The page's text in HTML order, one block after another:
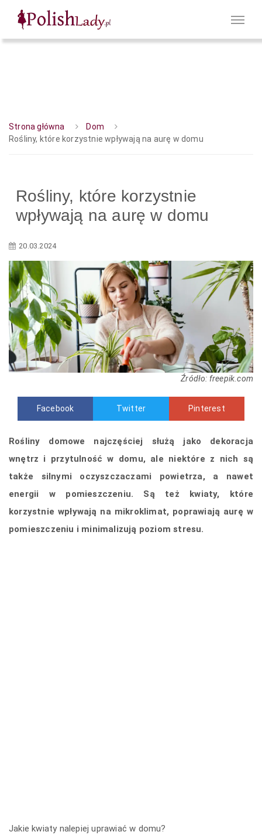
Strona główna
Dom
Rośliny, które korzystnie wpływają na aurę w domu
Rośliny, które korzystnie
wpływają na aurę w domu
20.03.2024
Źródło: freepik.com
Facebook Twitter Pinterest
Rośliny domowe najczęściej służą jako dekoracja
wnętrz i przytulność w domu, ale niektóre z nich są
także silnymi oczyszczaczami powietrza, a nawet
energii w pomieszczeniu. Są też kwiaty, które
korzystnie wpływają na mikroklimat, poprawiają aurę w
pomieszczeniu i minimalizują poziom stresu.
Jakie kwiaty nalepiej uprawiać w domu?